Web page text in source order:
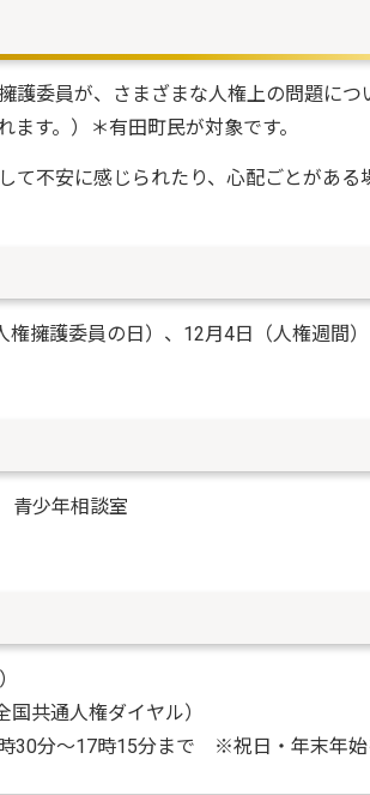
護委員が、さまざまな人権上の問題に
す。）＊有田町民が対象です。
て不安に感じられたり、心配ごとがあ
擁護委員の日）、12月4日（人権週間）
少年相談室
共通人権ダイヤル）
分～17時15分まで ※祝日・年末年始